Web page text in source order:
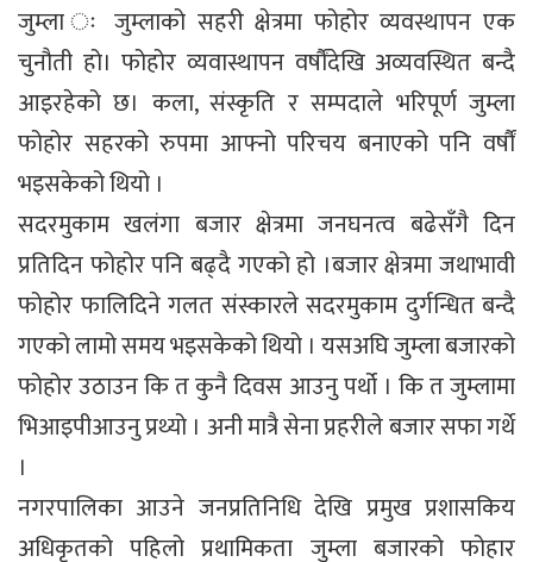
जुम्ला ः जुम्लाको सहरी क्षेत्रमा फोहोर व्यवस्थापन एक
चुनौती हो। फोहोर व्यवास्थापन वर्षौंदेखि अव्यवस्थित बन्दै
आइरहेको छ। कला, संस्कृति र सम्पदाले भरिपूर्ण जुम्ला
फोहोर सहरको रुपमा आफ्नो परिचय बनाएको पनि वर्षौं
भइसकेको थियो ।
सदरमुकाम खलंगा बजार क्षेत्रमा जनघनत्व बढेसँगै दिन
प्रतिदिन फोहोर पनि बढ्दै गएको हो ।बजार क्षेत्रमा जथाभावी
फोहोर फालिदिने गलत संस्कारले सदरमुकाम दुर्गन्धित बन्दै
गएको लामो समय भइसकेको थियो । यसअघि जुम्ला बजारको
फोहोर उठाउन कि त कुनै दिवस आउनु पर्थो । कि त जुम्लामा
भिआइपीआउनु प्रथ्यो । अनी मात्रै सेना प्रहरीले बजार सफा गर्थे
।
नगरपालिका आउने जनप्रतिनिधि देखि प्रमुख प्रशासकिय
अधिकृतको पहिलो प्रथामिकता जुम्ला बजारको फोहार